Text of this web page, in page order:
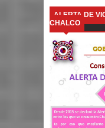
ALERTA DE
CHALCO